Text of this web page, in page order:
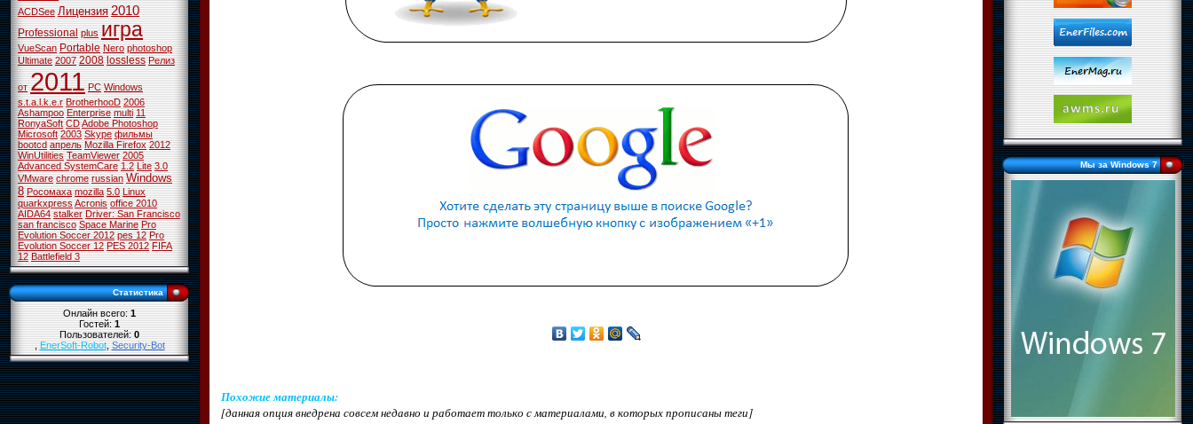
ACDSee Лицензия 2010
Professional plus игра
VueScan Portable Nero photoshop
Ultimate 2007 2008 lossless Релиз
от 2011 PC Windows
s.t.a.l.k.e.r BrotherhooD 2006
Ashampoo Enterprise multi 11
RonyaSoft CDAdobe Photoshop
Microsoft 2003 Skype фильмы
bootcd апрель Mozilla Firefox 2012
WinUtilities TeamViewer 2005
Advanced SystemCare 1.2 Lite 3.0
VMware chrome russian Windows
8 Росомаха mozilla 5.0 Linux
quarkxpressAcronis office 2010
AIDA64 stalker Driver: San Francisco
san francisco Space Marine Pro
Evolution Soccer 2012 pes 12 Pro
Evolution Soccer 12 PES 2012 FIFA
12 Battlefield 3
Статистика
Онлайн всего:1
Гостей:1
Пользователей:0
,EnerSoft-Robot,Security-Bot
Похожие материалы:
[данная опция внедрена совсем недавно и работает только с материалами, в которых прописаны теги]
Мы за Windows 7